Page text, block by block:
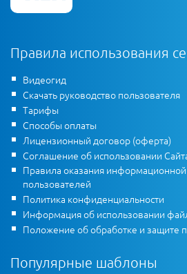
Правила использования
Видеогид
Скачать руководство пользователя
Тарифы
Способы оплаты
Лицензионный договор (оферта)
Соглашение об использовании
Правила оказания
пользователей
Политика конфиденциальности
Информация об использовании
Положение об обработке и защите
Популярные шаблоны